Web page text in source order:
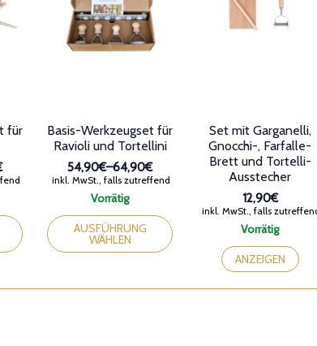
für
Vorrätig
Basis-Werkzeugset für
Ravioli und Tortellini
54,90€–64,90€
Preisspanne:
54,90€
64,90€
inkl. MwSt., falls zutreffend
AUSFÜHRUNG
WÄHLEN
Dieses
Produkt
weist
auf.
Vorrätig
Set mit Garganelli,
Gnocchi-, Farfalle-
Brett und Tortelli-
Ausstecher
12,90€
inkl. MwSt., falls
ANZEIGEN